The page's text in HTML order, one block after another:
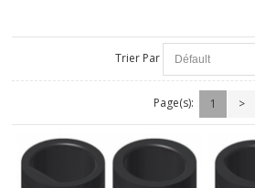
Trier Par
Page(s): 1 >